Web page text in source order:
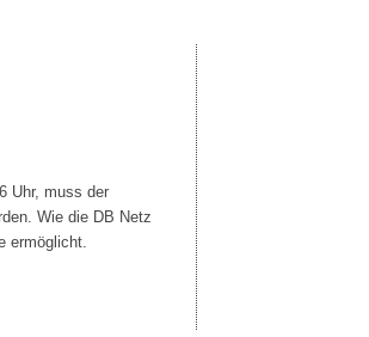
Uhr, muss der
Wie die DB Netz
ermöglicht.